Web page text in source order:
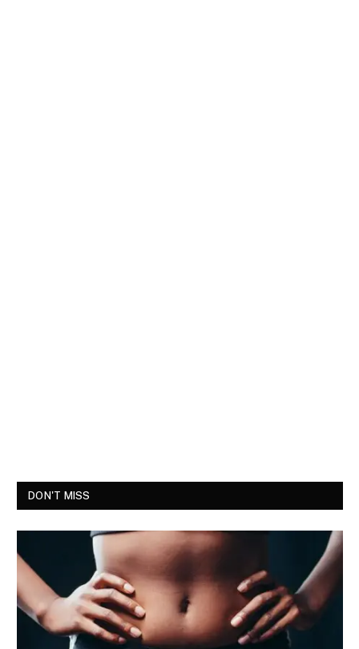
DON'T MISS